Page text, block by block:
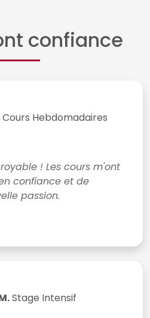
confiance
Cours Hebdomadaires
! Les cours m'ont
confiance et de
passion.
Stage Intensif